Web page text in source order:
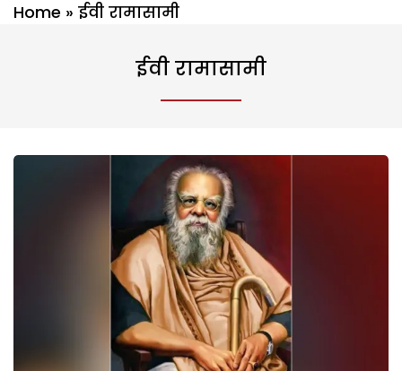
Home » ईवी रामासामी
ईवी रामासामी